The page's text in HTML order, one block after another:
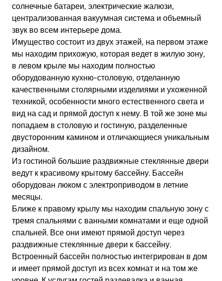
солнечные батареи, электрические жалюзи,
централизованная вакуумная система и объемный
звук во всем интерьере дома.
Имущество состоит из двух этажей, на первом этаже
мы находим прихожую, которая ведет в жилую зону,
в левом крыле мы находим полностью
оборудованную кухню-столовую, отделанную
качественными столярными изделиями и ухоженной
техникой, особенности много естественного света и
вид на сад и прямой доступ к нему. В той же зоне мы
попадаем в столовую и гостиную, разделенные
двусторонним камином и отличающиеся уникальным
дизайном.
Из гостиной большие раздвижные стеклянные двери
ведут к красивому крытому бассейну. Бассейн
оборудован люком с электроприводом в летние
месяцы.
Ближе к правому крылу мы находим спальную зону с
тремя спальнями с ванными комнатами и еще одной
спальней. Все они имеют прямой доступ через
раздвижные стеклянные двери к бассейну.
Встроенный бассейн полностью интегрирован в дом
и имеет прямой доступ из всех комнат и на том же